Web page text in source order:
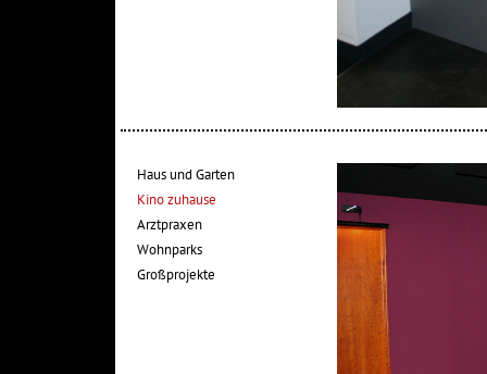
Haus und Garten
Kino zuhause
Arztpraxen
Wohnparks
Großprojekte